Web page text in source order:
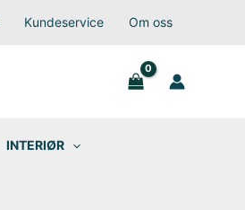
Kundeservice Om oss
INTERIØR